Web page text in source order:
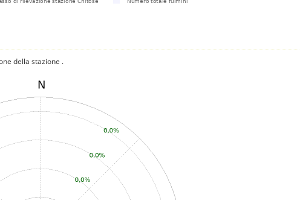
della stazione .